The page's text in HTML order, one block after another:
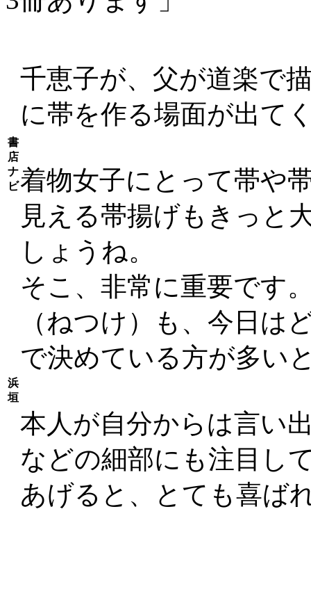
書
店
ナ
ビ
千恵子が、父が道楽で
に帯を作る場面が出て
着物女子にとって帯や
見える帯揚げもきっと
しょうね。
浜
垣
そこ、非常に重要です
（ねつけ）も、今日は
で決めている方が多い
本人が自分からは言い
などの細部にも注目し
あげると、とても喜ば